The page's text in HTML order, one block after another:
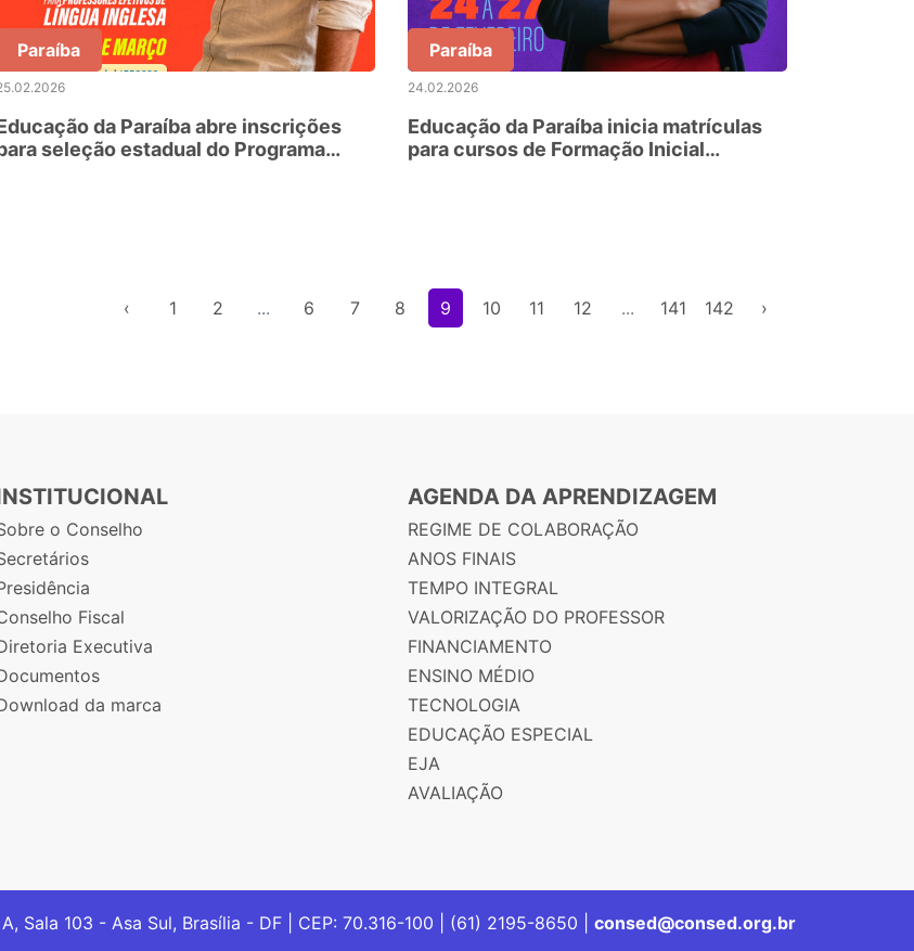
Paraíba
da Paraíba abre inscrições
seleção estadual do Programa
Paraíba
24.02.2026
Educação da Paraíba inicia matrículas
para cursos de Formação Inicial
‹ 1 2 ... 6 7 8 9 10 11 12 ... 141 142 ›
o Conselho
Fiscal
Executiva
da marca
AGENDA DA APRENDIZAGEM
REGIME DE COLABORAÇÃO
ANOS FINAIS
TEMPO INTEGRAL
VALORIZAÇÃO DO PROFESSOR
FINANCIAMENTO
ENSINO MÉDIO
TECNOLOGIA
EDUCAÇÃO ESPECIAL
EJA
AVALIAÇÃO
Sala 103 - Asa Sul, Brasília - DF | CEP: 70.316-100 | (61) 2195-8650 | consed@consed.org.br